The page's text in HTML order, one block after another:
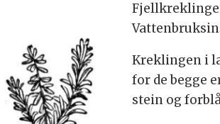
Kreklingen i
for de begge
stein og